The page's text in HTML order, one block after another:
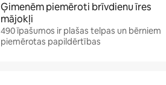
Ģimenēm piemēroti brīvdienu īres
mājokļi
490 īpašumos ir plašas telpas un bērniem
piemērotas papildērtības